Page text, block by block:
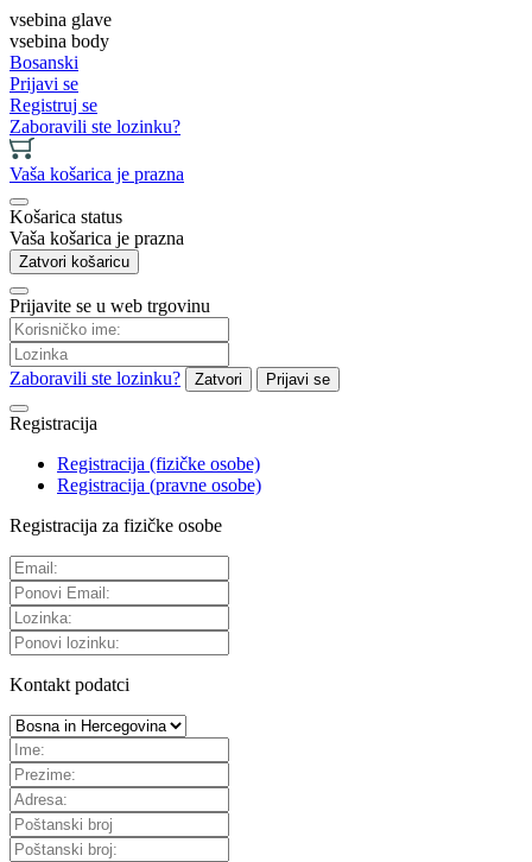
vsebina glave
vsebina body
Bosanski
Prijavi se
Registruj se
Zaboravili ste lozinku?
Vaša košarica je prazna
Košarica status
Vaša košarica je prazna
Zatvori košaricu
Prijavite se u web trgovinu
Zaboravili ste lozinku? Zatvori Prijavi se
Registracija
Registracija (fizičke osobe)
Registracija (pravne osobe)
Registracija za fizičke osobe
Kontakt podatci